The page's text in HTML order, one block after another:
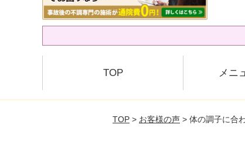
TOP メニ
TOP > お客様の声 > 体の調子に合